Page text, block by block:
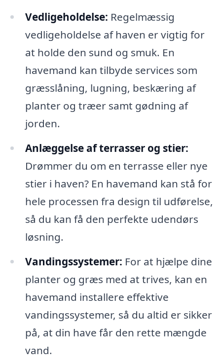
Vedligeholdelse: Regelmæssig
vedligeholdelse af haven er vigtig for
at holde den sund og smuk. En
havemand kan tilbyde services som
græsslåning, lugning, beskæring af
planter og træer samt gødning af
jorden.
Anlæggelse af terrasser og stier:
Drømmer du om en terrasse eller nye
stier i haven? En havemand kan stå for
hele processen fra design til udførelse,
så du kan få den perfekte udendørs
løsning.
Vandingssystemer: For at hjælpe dine
planter og græs med at trives, kan en
havemand installere effektive
vandingssystemer, så du altid er sikker
på, at din have får den rette mængde
vand.